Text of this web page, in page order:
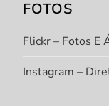
FOTOS
Flickr – Fotos E
Instagram –